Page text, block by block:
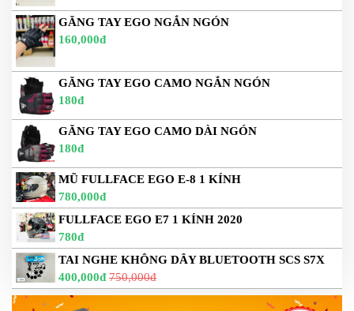
GĂNG TAY EGO NGẮN NGÓN
160,000đ
GĂNG TAY EGO CAMO NGẮN NGÓN
180đ
GĂNG TAY EGO CAMO DÀI NGÓN
180đ
MŨ FULLFACE EGO E-8 1 KÍNH
780,000đ
FULLFACE EGO E7 1 KÍNH 2020
780đ
TAI NGHE KHÔNG DÂY BLUETOOTH SCS S7X
400,000đ 750,000đ